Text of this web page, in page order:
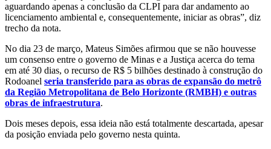
aguardando apenas a conclusão da CLPI para dar andamento ao
licenciamento ambiental e, consequentemente, iniciar as obras”, diz
trecho da nota.
No dia 23 de março, Mateus Simões afirmou que se não houvesse
um consenso entre o governo de Minas e a Justiça acerca do tema
em até 30 dias, o recurso de R$ 5 bilhões destinado à construção do
Rodoanel seria transferido para as obras de expansão do metrô
da Região Metropolitana de Belo Horizonte (RMBH) e outras
obras de infraestrutura.
Dois meses depois, essa ideia não está totalmente descartada, apesar
da posição enviada pelo governo nesta quinta.